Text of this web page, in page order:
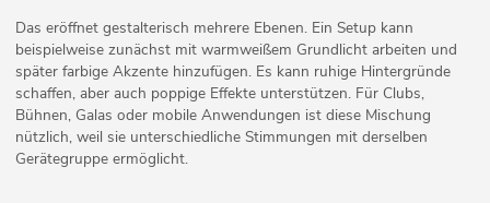
Das eröffnet gestalterisch mehrere Ebenen. Ein Setup kann
beispielweise zunächst mit warmweißem Grundlicht arbeiten und
später farbige Akzente hinzufügen. Es kann ruhige Hintergründe
schaffen, aber auch poppige Effekte unterstützen. Für Clubs,
Bühnen, Galas oder mobile Anwendungen ist diese Mischung
nützlich, weil sie unterschiedliche Stimmungen mit derselben
Gerätegruppe ermöglicht.